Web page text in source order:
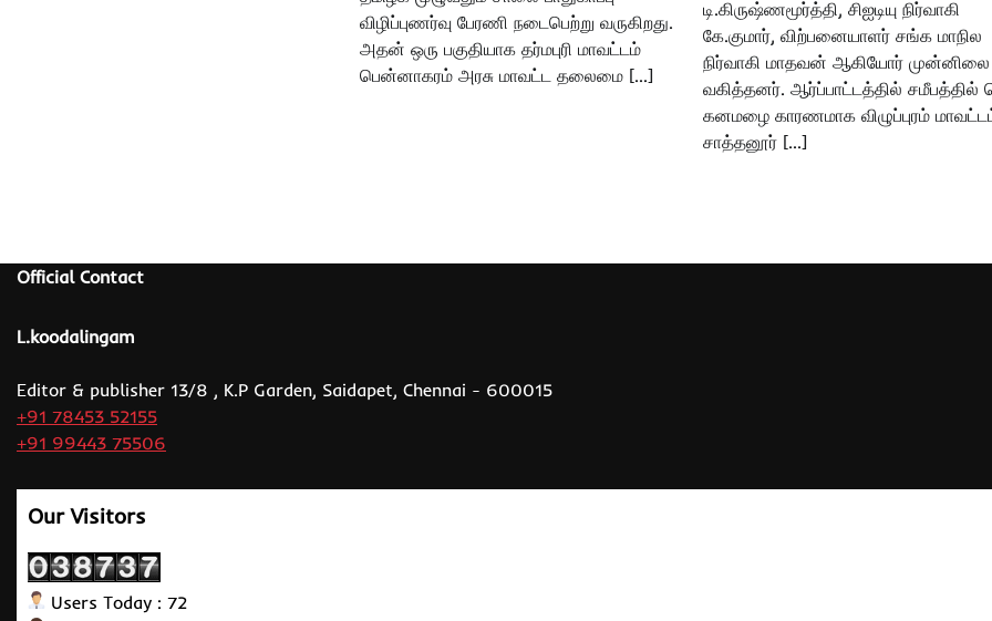
விழிப்புணர்வு பேரணி நடைபெற்று வருகிறது.
அதன் ஒரு பகுதியாக தர்மபுரி மாவட்டம்
பென்னாகரம் அரசு மாவட்ட தலைமை […]
டி.கிருஷ்ணமூர்த்தி, சிஐடியு நிர்வாகி
கே.குமார், விற்பனையாளர் சங்க மாநில
நிர்வாகி மாதவன் ஆகியோர் முன்னிலை
வகித்தனர். ஆர்ப்பாட்டத்தில் சமீபத்தில்
கனமழை காரணமாக விழுப்புரம்
சாத்தனூர் […]
Official Contact
L.koodalingam
Editor & publisher 13/8 , K.P Garden, Saidapet, Chennai - 600015
+91 78453 52155
+91 99443 75506
Our Visitors
Users Today : 72